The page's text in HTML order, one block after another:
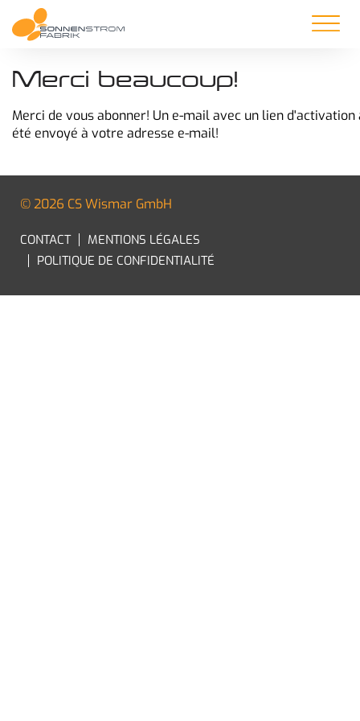
Merci beaucoup!
Merci de vous abonner! Un e-mail avec un lien d'activation
été envoyé à votre adresse e-mail!
© 2026 CS Wismar GmbH
CONTACT
MENTIONS LÉGALES
POLITIQUE DE CONFIDENTIALITÉ